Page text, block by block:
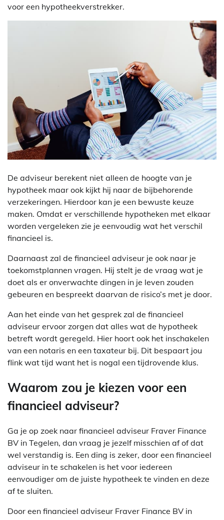
voor een hypotheekverstrekker.
De adviseur berekent niet alleen de hoogte van je
hypotheek maar ook kijkt hij naar de bijbehorende
verzekeringen. Hierdoor kan je een bewuste keuze
maken. Omdat er verschillende hypotheken met elkaar
worden vergeleken zie je eenvoudig wat het verschil
financieel is.
Daarnaast zal de financieel adviseur je ook naar je
toekomstplannen vragen. Hij stelt je de vraag wat je
doet als er onverwachte dingen in je leven zouden
gebeuren en bespreekt daarvan de risico’s met je door.
Aan het einde van het gesprek zal de financieel
adviseur ervoor zorgen dat alles wat de hypotheek
betreft wordt geregeld. Hier hoort ook het inschakelen
van een notaris en een taxateur bij. Dit bespaart jou
flink wat tijd want het is nogal een tijdrovende klus.
Waarom zou je kiezen voor een
financieel adviseur?
Ga je op zoek naar financieel adviseur Fraver Finance
BV in Tegelen, dan vraag je jezelf misschien af of dat
wel verstandig is. Een ding is zeker, door een financieel
adviseur in te schakelen is het voor iedereen
eenvoudiger om de juiste hypotheek te vinden en deze
af te sluiten.
Door een financieel adviseur Fraver Finance BV in